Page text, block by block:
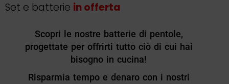
Set e batterie in offerta
Scopri le nostre batterie di pentole,
progettate per offrirti tutto ciò di cui hai
bisogno in cucina!
Risparmia tempo e denaro con i nostri